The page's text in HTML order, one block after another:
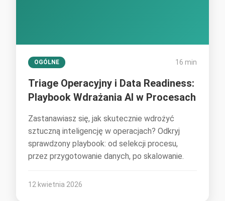
OGÓLNE 16 min
Triage Operacyjny i Data Readiness:
Playbook Wdrażania AI w Procesach
Zastanawiasz się, jak skutecznie wdrożyć
sztuczną inteligencję w operacjach? Odkryj
sprawdzony playbook: od selekcji procesu,
przez przygotowanie danych, po skalowanie.
12 kwietnia 2026